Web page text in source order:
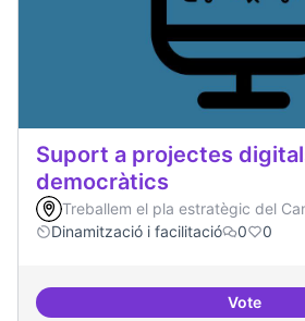
Suport a projectes
democràtics
Treballem el pla estratègic del
Dinamització i facilitació
0 0
VoteSuport